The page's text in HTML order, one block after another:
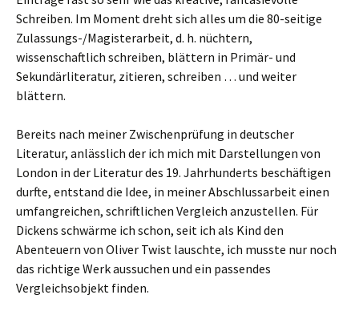
Schreiben. Im Moment dreht sich alles um die 80-seitige
Zulassungs-/Magisterarbeit, d. h. nüchtern,
wissenschaftlich schreiben, blättern in Primär- und
Sekundärliteratur, zitieren, schreiben … und weiter
blättern.
Bereits nach meiner Zwischenprüfung in deutscher
Literatur, anlässlich der ich mich mit Darstellungen von
London in der Literatur des 19. Jahrhunderts beschäftigen
durfte, entstand die Idee, in meiner Abschlussarbeit einen
umfangreichen, schriftlichen Vergleich anzustellen. Für
Dickens schwärme ich schon, seit ich als Kind den
Abenteuern von Oliver Twist lauschte, ich musste nur noch
das richtige Werk aussuchen und ein passendes
Vergleichsobjekt finden.